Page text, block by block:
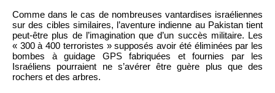
Comme dans le cas de nombreuses vantardises israéliennes
sur des cibles similaires, l’aventure indienne au Pakistan tient
peut-être plus de l’imagination que d’un succès militaire. Les
« 300 à 400 terroristes » supposés avoir été éliminées par les
bombes à guidage GPS fabriquées et fournies par les
Israéliens pourraient ne s’avérer être guère plus que des
rochers et des arbres.